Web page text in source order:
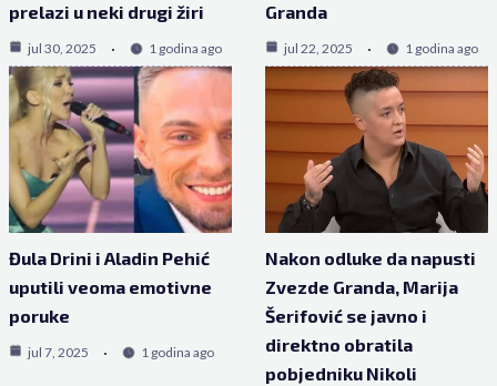
prelazi u neki drugi žiri
jul 30, 2025 1 godina ago
Granda
jul 22, 2025 1 godina ago
Đula Drini i Aladin Pehić
uputili veoma emotivne
poruke
jul 7, 2025 1 godina ago
Nakon odluke da napusti
Zvezde Granda, Marija
Šerifović se javno i
direktno obratila
pobjedniku Nikoli